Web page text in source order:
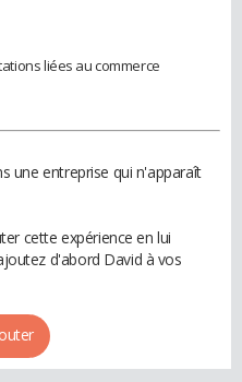
liées au commerce
une entreprise qui n'apparaît
cette expérience en lui
d'abord David à vos